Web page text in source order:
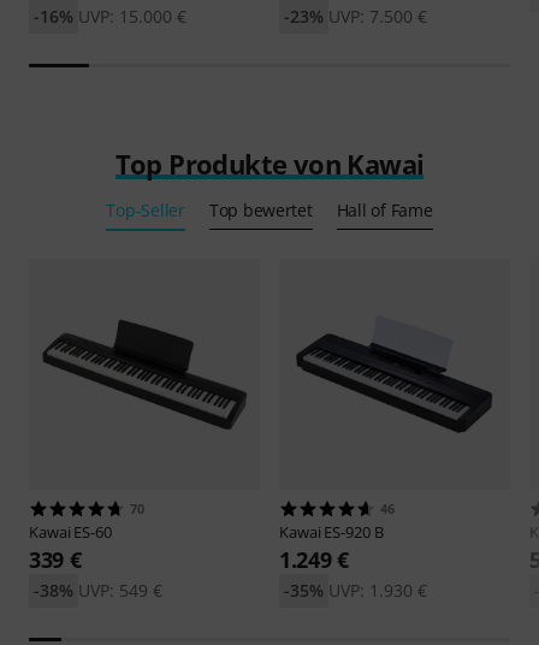
UVP: 15.000 €
-16% UVP: 7.500 €
-23%
Top Produkte von Kawai
Top-Seller Top bewertet Hall of Fame
70
Kawai ES-60
339 €
UVP: 549 €
-38%
46
Kawai ES-920 B
1.249 €
UVP: 1.930 €
-35%